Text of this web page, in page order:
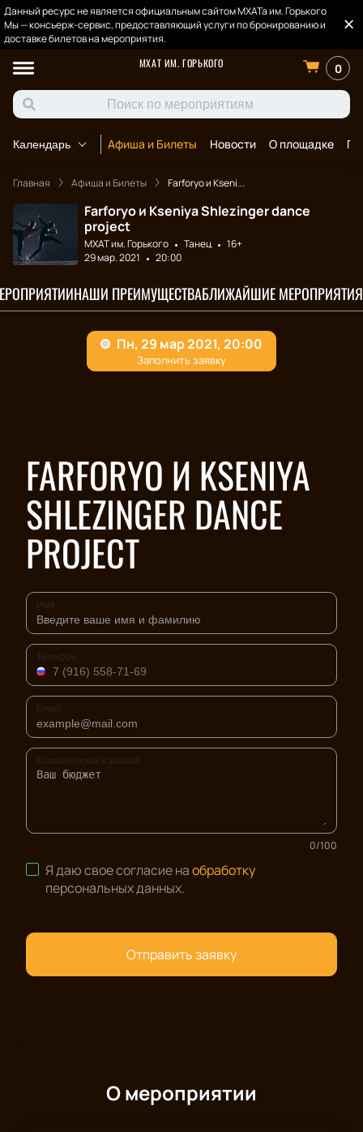
Данный ресурс не является официальным сайтом МХАТа им. Горького
Мы — консьерж-сервис, предоставляющий услуги по бронированию и
доставке билетов на мероприятия.
МХАТ ИМ. ГОРЬКОГО
0
Календарь Афиша и Билеты Новости О площадке
Главная Афиша и Билеты Farforyo и Kseni...
Farforyo и Kseniya Shlezinger dance
project
МХАТ им. Горького Танец
16+
29 мар. 2021
20:00
НАШИ ПРЕИМУЩЕСТВАБЛИЖАЙШИЕ МЕРОПРИЯТИЯ
FARFORYO И KSENIYA
SHLEZINGER DANCE
PROJECT
Имя
Телефон
Email
Комментарий к заявке
0/100
Я даю свое согласие наобработку
персональных данных.
Отправить заявку
О мероприятии